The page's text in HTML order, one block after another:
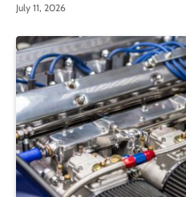
July 11, 2026